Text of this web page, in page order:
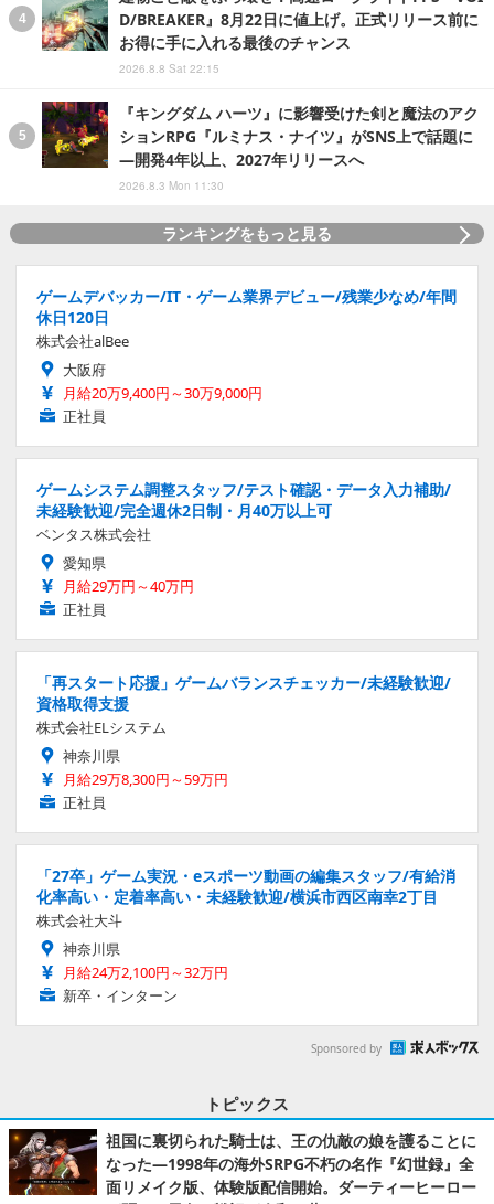
D/BREAKER』8月22日に値上げ。正式リリース前に
お得に手に入れる最後のチャンス
2026.8.8 Sat 22:15
『キングダム ハーツ』に影響受けた剣と魔法のアク
ションRPG『ルミナス・ナイツ』がSNS上で話題に
―開発4年以上、2027年リリースへ
2026.8.3 Mon 11:30
ランキングをもっと見る
ゲームデバッカー/IT・ゲーム業界デビュー/残業少なめ/年間
休日120日
株式会社alBee
大阪府
月給20万9,400円～30万9,000円
正社員
ゲームシステム調整スタッフ/テスト確認・データ入力補助/
未経験歓迎/完全週休2日制・月40万以上可
ベンタス株式会社
愛知県
月給29万円～40万円
正社員
「再スタート応援」ゲームバランスチェッカー/未経験歓迎/
資格取得支援
株式会社ELシステム
神奈川県
月給29万8,300円～59万円
正社員
「27卒」ゲーム実況・eスポーツ動画の編集スタッフ/有給消
化率高い・定着率高い・未経験歓迎/横浜市西区南幸2丁目
株式会社大斗
神奈川県
月給24万2,100円～32万円
新卒・インターン
Sponsored by
トピックス
祖国に裏切られた騎士は、王の仇敵の娘を護ることに
なった―1998年の海外SRPG不朽の名作『幻世録』全
面リメイク版、体験版配信開始。ダーティーヒーロー